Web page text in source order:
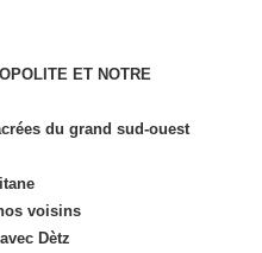
ET NOTRE
du grand sud-ouest
voisins
Dètz